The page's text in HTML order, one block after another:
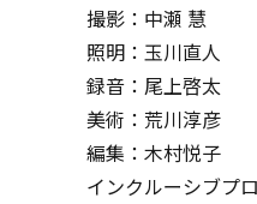
撮影：中瀬 慧
照明：玉川直人
録音：尾上啓太
美術：荒川淳彦
編集：木村悦子
インクルーシブプ